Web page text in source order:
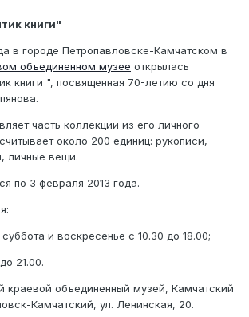
книги"
в городе Петропавловске-Камчатском в
объединенном музее открылась
книги ", посвященная 70-летию со дня
часть коллекции из его личного
около 200 единиц: рукописи,
личные вещи.
по 3 февраля 2013 года.
и воскресенье с 10.30 до 18.00;
21.00.
краевой объединенный музей, Камчатский
Камчатский, ул. Ленинская, 20.